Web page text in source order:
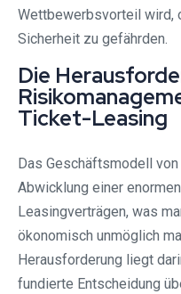
Wettbewerbsvorteil wird,
Sicherheit zu gefährden.
Die
Ticket-Leasing
Das Geschäftsmodell
Abwicklung einer
Leasingverträgen, was
ökonomisch unmöglich
Herausforderung liegt
fundierte Entscheidung